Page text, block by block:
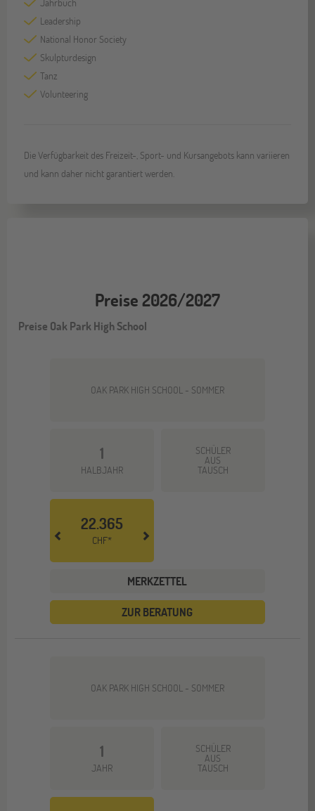
Leadership
National Honor Society
Skulpturdesign
Tanz
Volunteering
Die Verfügbarkeit des Freizeit-, Sport- und Kursangebots kann variieren
und kann daher nicht garantiert werden.
Preise 2026/2027
Preise Oak Park High School
OAK PARK HIGH SCHOOL - SOMMER
1
HALBJAHR
SCHÜLER
AUS
TAUSCH
22.365
CHF*
MERKZETTEL
ZUR BERATUNG
OAK PARK HIGH SCHOOL - SOMMER
1
JAHR
SCHÜLER
AUS
TAUSCH